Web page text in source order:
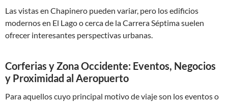
Las vistas en Chapinero pueden variar, pero los edificios
modernos en El Lago o cerca de la Carrera Séptima suelen
ofrecer interesantes perspectivas urbanas.
Corferias y Zona Occidente: Eventos, Negocios
y Proximidad al Aeropuerto
Para aquellos cuyo principal motivo de viaje son los eventos o